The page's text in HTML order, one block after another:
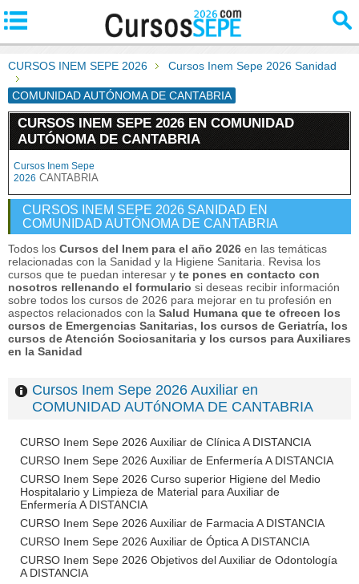
CURSOS INEM SEPE 2026 Cursos Inem Sepe 2026 Sanidad
COMUNIDAD AUTÓNOMA DE CANTABRIA
CURSOS INEM SEPE 2026 EN COMUNIDAD
AUTÓNOMA DE CANTABRIA
Cursos Inem Sepe
2026 CANTABRIA
CURSOS INEM SEPE 2026 SANIDAD EN
COMUNIDAD AUTÓNOMA DE CANTABRIA
Todos los Cursos del Inem para el año 2026 en las temáticas
relacionadas con la Sanidad y la Higiene Sanitaria. Revisa los
cursos que te puedan interesar y te pones en contacto con
nosotros rellenando el formulario si deseas recibir información
sobre todos los cursos de 2026 para mejorar en tu profesión en
aspectos relacionados con la Salud Humana que te ofrecen los
cursos de Emergencias Sanitarias, los cursos de Geriatría, los
cursos de Atención Sociosanitaria y los cursos para Auxiliares
en la Sanidad
Cursos Inem Sepe 2026 Auxiliar en
COMUNIDAD AUTóNOMA DE CANTABRIA
CURSO Inem Sepe 2026 Auxiliar de Clínica A DISTANCIA
CURSO Inem Sepe 2026 Auxiliar de Enfermería A DISTANCIA
CURSO Inem Sepe 2026 Curso superior Higiene del Medio
Hospitalario y Limpieza de Material para Auxiliar de
Enfermería A DISTANCIA
CURSO Inem Sepe 2026 Auxiliar de Farmacia A DISTANCIA
CURSO Inem Sepe 2026 Auxiliar de Óptica A DISTANCIA
CURSO Inem Sepe 2026 Objetivos del Auxiliar de Odontología
A DISTANCIA